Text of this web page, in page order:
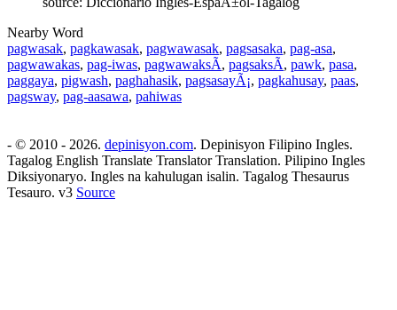
Nearby Word
pagwasak, pagkawasak, pagwawasak, pagsasaka, pag-asa,
pagwawakas, pag-iwas, pagwawaksÃ­, pagsaksÃ­, pawk, pasa,
paggaya, pigwash, paghahasik, pagsasayÃ¡, pagkahusay, paas,
pagsway, pag-aasawa, pahiwas
- © 2010 - 2026. depinisyon.com. Depinisyon Filipino Ingles.
Tagalog English Translate Translator Translation. Pilipino Ingles
Diksiyonaryo. Ingles na kahulugan isalin. Tagalog Thesaurus
Tesauro. v3 Source